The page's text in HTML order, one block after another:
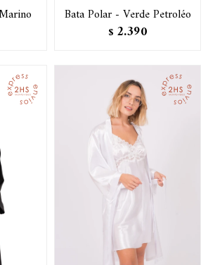
Bata Polar - Verde Petroléo
$ 2.390